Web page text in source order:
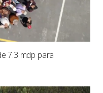
7.3 mdp para